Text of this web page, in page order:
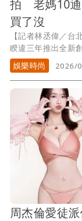
拍 老媽10通
買了沒
【記者林丞偉／台
睽違三年推出全新
15首全製作曲目，
示：「有時候一個
到的好結果，凡事
整張作品橫跨各
文創作及多位音
創作彈性。
娛樂時尚 2026/
周杰倫愛徒